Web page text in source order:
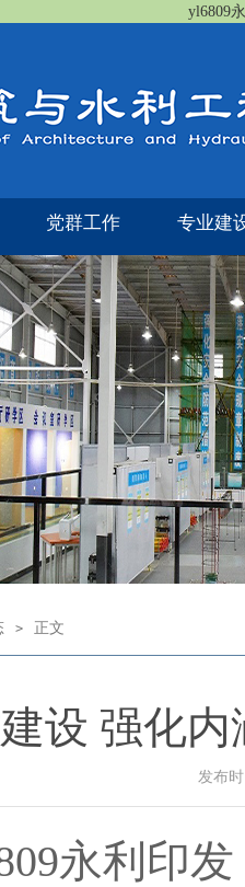
yl6809
党群工作 专业建
> 正文
设 强化
发布
永利印